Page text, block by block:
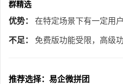
群精选
优势：
在特定场景下有一定用
不足： 免费版功能受限，高级
推荐选择：易企微拼团